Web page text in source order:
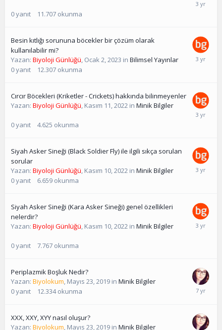
0yanıt 11.707 okunma
Besin kıtlığı sorununa böcekler bir çözüm olarak
kullanılabilir mi?
Yazan: Biyoloji Günlüğü, Ocak 2, 2023 in Bilimsel Yayınlar
0yanıt 12.307 okunma
Cırcır Böcekleri (Kriketler - Crickets) hakkında bilinmeyenler
Yazan: Biyoloji Günlüğü, Kasım 11, 2022 in Minik Bilgiler
0yanıt 4.625 okunma
Siyah Asker Sineği (Black Soldier Fly) ile ilgili sıkça sorulan
sorular
Yazan: Biyoloji Günlüğü, Kasım 10, 2022 in Minik Bilgiler
0yanıt 6.659 okunma
Siyah Asker Sineği (Kara Asker Sineği) genel özellikleri
nelerdir?
Yazan: Biyoloji Günlüğü, Kasım 10, 2022 in Minik Bilgiler
0yanıt 7.767 okunma
Periplazmik Boşluk Nedir?
Yazan: Biyolokum, Mayıs 23, 2019 in Minik Bilgiler
0yanıt 12.334 okunma
XXX, XXY, XYY nasıl oluşur?
Yazan: Biyolokum, Mayıs 23, 2019 in Minik Bilgiler